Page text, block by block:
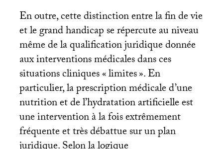
En outre, cette distinction entre la fin de vie
et le grand handicap se répercute au niveau
même de la qualification juridique donnée
aux interventions médicales dans ces
situations cliniques «limites». En
particulier, la prescription médicale d’une
nutrition et de l’hydratation artificielle est
une intervention à la fois extrêmement
fréquente et très débattue sur un plan